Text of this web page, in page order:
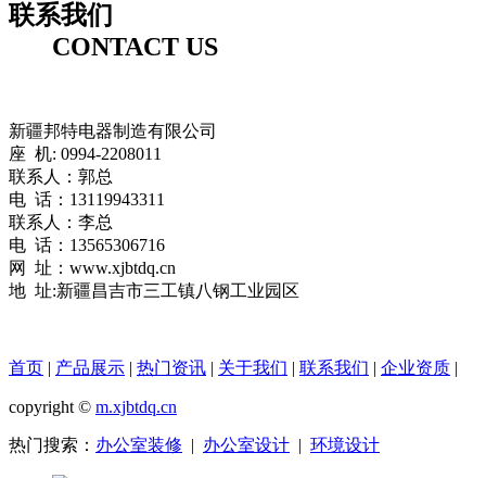
联系我们
CONTACT US
新疆邦特电器制造有限公司
座 机: 0994-2208011
联系人：郭总
电 话：13119943311
联系人：李总
电 话：13565306716
网 址：www.xjbtdq.cn
地 址:新疆昌吉市三工镇八钢工业园区
首页 | 产品展示 | 热门资讯 | 关于我们 | 联系我们 | 企业资质 |
copyright © m.xjbtdq.cn
热门搜索： 办公室装修 | 办公室设计 | 环境设计